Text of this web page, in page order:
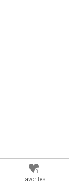
0
Favorites